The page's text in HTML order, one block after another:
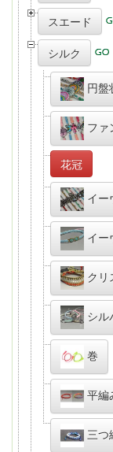
スエード
シルク
円盤
ファ
花冠
イー
イー
クリ
シル
巻
平編
三つ